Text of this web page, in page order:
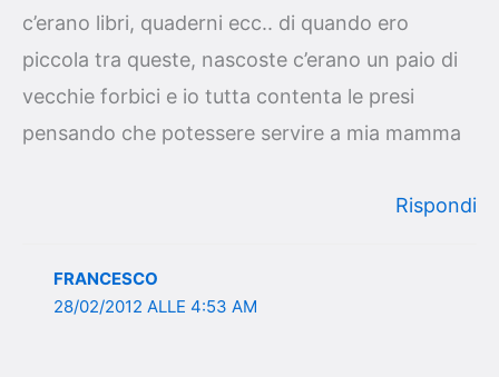
c’erano libri, quaderni ecc.. di quando ero
piccola tra queste, nascoste c’erano un paio di
vecchie forbici e io tutta contenta le presi
pensando che potessere servire a mia mamma
Rispondi
FRANCESCO
28/02/2012 ALLE 4:53 AM